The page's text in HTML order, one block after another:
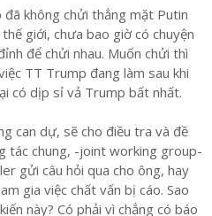
không chửi thẳng mặt Putin
giới, chưa bao giờ có chuyện
để chửi nhau. Muốn chửi thì
TT Trump đang làm sau khi
có dịp sỉ vả Trump bất nhất.
can dự, sẽ cho điều tra và đề
tác chung, -joint working group-
gửi câu hỏi qua cho ông, hay
gia việc chất vấn bị cáo. Sao
này? Có phải vì chẳng có báo